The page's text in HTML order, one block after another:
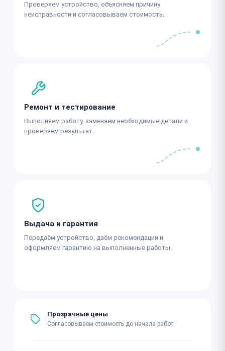
Проверяем устройство, объясняем причину
неисправности и согласовываем стоимость.
Ремонт и тестирование
Выполняем работу, заменяем необходимые детали и
проверяем результат.
Выдача и гарантия
Передаём устройство, даём рекомендации и
оформляем гарантию на выполненные работы.
Прозрачные цены
Согласовываем стоимость до начала работ.